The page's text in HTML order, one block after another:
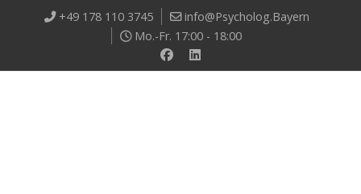
+49 178 110 3745
info@Psycholog.Bayern
Mo.-Fr. 17:00 - 18:00